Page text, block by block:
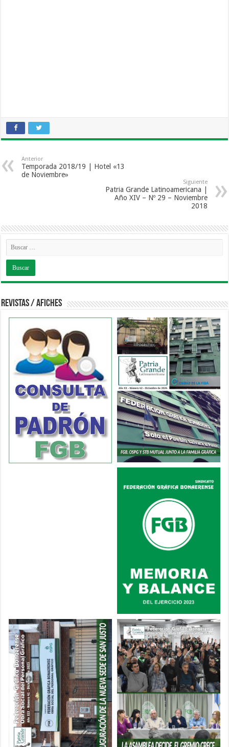
Anterior
Temporada 2018/19 | Hotel «13
de Noviembre»
Siguiente
Patria Grande Latinoamericana |
Año XIV – Nº 29 – Noviembre
2018
Revistas / Afiches